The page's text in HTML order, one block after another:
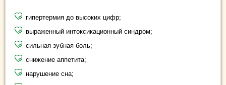
гипертермия до высоких цифр;
выраженный интоксикационный синдром;
сильная зубная боль;
снижение аппетита;
нарушение сна;